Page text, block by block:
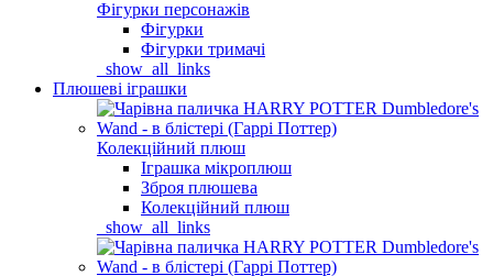
Фігурки персонажів
Фігурки
Фігурки тримачі
_show_all_links
Плюшеві іграшки
Колекційний плюш
Іграшка мікроплюш
Зброя плюшева
Колекційний плюш
_show_all_links